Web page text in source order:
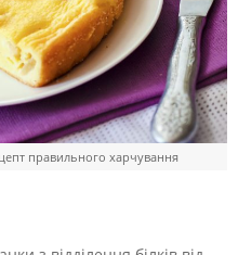
правильного харчування